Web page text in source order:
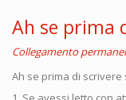
Ah se prima
Collegamento
Ah se prima di